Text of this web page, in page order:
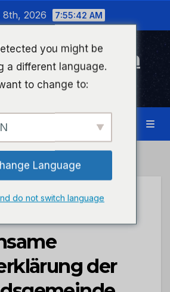
8th, 2026 7:55:43 AM
Bad Kreuznach
für Bad Kreuznach
der
you might be
a different language.
to change to:
Language
do not switch language